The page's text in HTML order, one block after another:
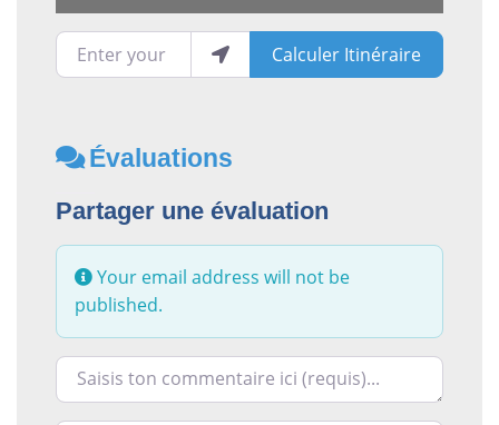
Enter your location Calculer Itinéraire
Évaluations
Partager une évaluation
Your email address will not be
published.
Racontez-nous ce que vous avez le plus et le